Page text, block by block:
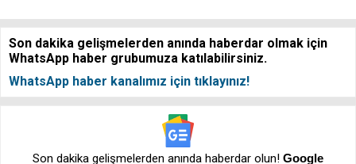
Son dakika gelişmelerden anında haberdar olmak için
WhatsApp haber grubumuza katılabilirsiniz.
WhatsApp haber kanalımız için tıklayınız!
Son dakika gelişmelerden anında haberdar olun! Google